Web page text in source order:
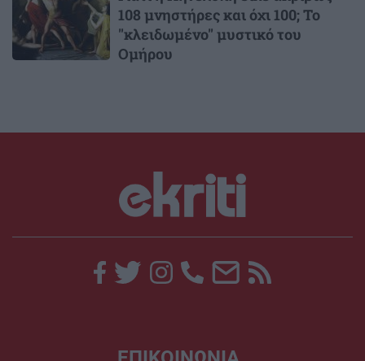
108 μνηστήρες και όχι 100; Το
"κλειδωμένο" μυστικό του
Ομήρου